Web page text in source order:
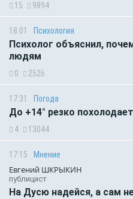
15 9894
18:01 Психология
Психолог объяснил,
людям
0 2526
17:31 Погода
До +14° резко
4 13044
17:15 Мнение
Евгений ШКРЫКИН
публицист
На Дусю надейся, а сам